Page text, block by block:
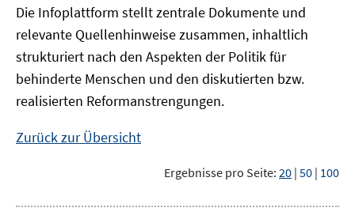
Die Infoplattform stellt zentrale Dokumente und
relevante Quellenhinweise zusammen, inhaltlich
strukturiert nach den Aspekten der Politik für
behinderte Menschen und den diskutierten bzw.
realisierten Reformanstrengungen.
Zurück zur Übersicht
Ergebnisse pro Seite: 20 | 50 | 100